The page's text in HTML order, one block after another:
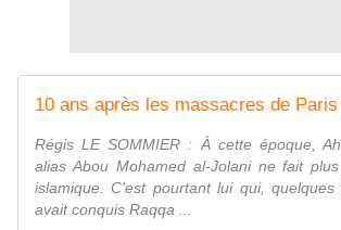
Régis LE SOMMIER : À cette époque,
alias Abou Mohamed al-Jolani ne fait
islamique. C'est pourtant lui qui,
avait conquis Raqqa ...